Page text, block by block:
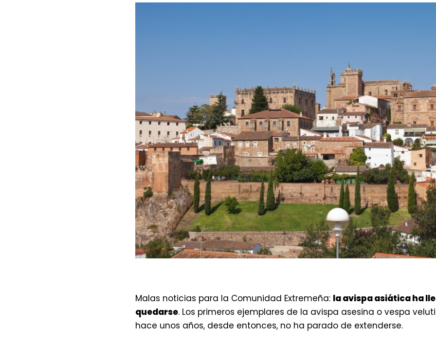
Malas noticias para la Comunidad Extremeña: la avispa asiática ha
quedarse. Los primeros ejemplares de la avispa asesina o vespa
hace unos años, desde entonces, no ha parado de extenderse.